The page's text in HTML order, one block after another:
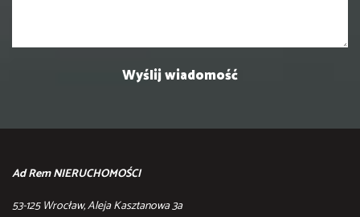
Ad Rem NIERUCHOMOŚCI
53-125 Wrocław, Aleja Kasztanowa 3a